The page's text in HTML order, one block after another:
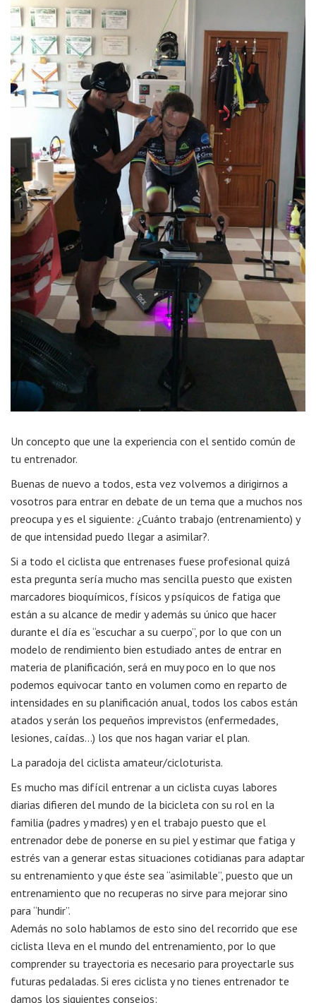
Un concepto que une la experiencia con el sentido común de
tu entrenador.
Buenas de nuevo a todos, esta vez volvemos a dirigirnos a
vosotros para entrar en debate de un tema que a muchos nos
preocupa y es el siguiente: ¿Cuánto trabajo (entrenamiento) y
de que intensidad puedo llegar a asimilar?.
Si a todo el ciclista que entrenases fuese profesional quizá
esta pregunta sería mucho mas sencilla puesto que existen
marcadores bioquímicos, físicos y psíquicos de fatiga que
están a su alcance de medir y además su único que hacer
durante el día es “escuchar a su cuerpo”, por lo que con un
modelo de rendimiento bien estudiado antes de entrar en
materia de planificación, será en muy poco en lo que nos
podemos equivocar tanto en volumen como en reparto de
intensidades en su planificación anual, todos los cabos están
atados y serán los pequeños imprevistos (enfermedades,
lesiones, caídas…) los que nos hagan variar el plan.
La paradoja del ciclista amateur/cicloturista.
Es mucho mas difícil entrenar a un ciclista cuyas labores
diarias difieren del mundo de la bicicleta con su rol en la
familia (padres y madres) y en el trabajo puesto que el
entrenador debe de ponerse en su piel y estimar que fatiga y
estrés van a generar estas situaciones cotidianas para adaptar
su entrenamiento y que éste sea “asimilable”, puesto que un
entrenamiento que no recuperas no sirve para mejorar sino
para “hundir”.
Además no solo hablamos de esto sino del recorrido que ese
ciclista lleva en el mundo del entrenamiento, por lo que
comprender su trayectoria es necesario para proyectarle sus
futuras pedaladas. Si eres ciclista y no tienes entrenador te
damos los siguientes consejos: